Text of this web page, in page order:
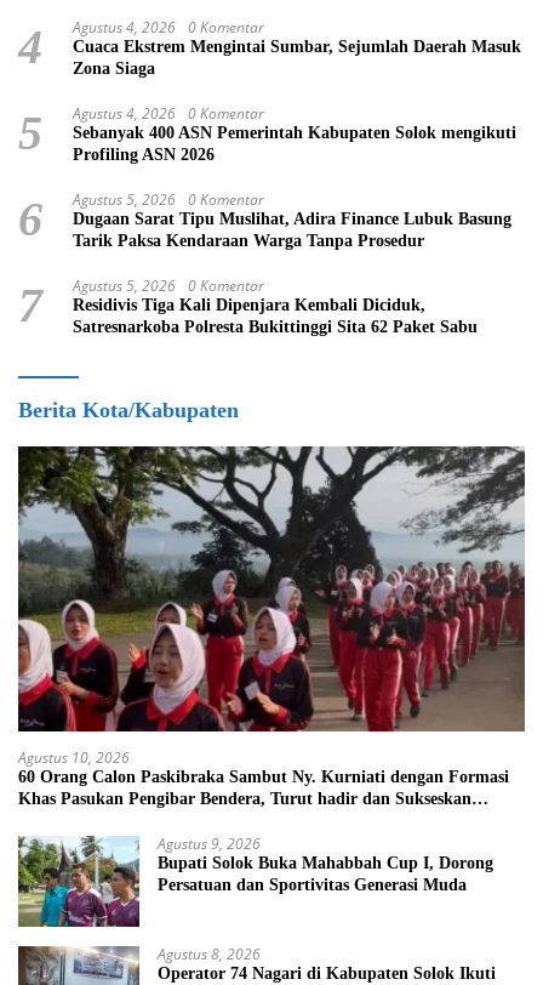
4 Agustus 4, 2026 0 Komentar
Cuaca Ekstrem Mengintai Sumbar, Sejumlah Daerah Masuk
Zona Siaga
5 Agustus 4, 2026 0 Komentar
Sebanyak 400 ASN Pemerintah Kabupaten Solok mengikuti
Profiling ASN 2026
6 Agustus 5, 2026 0 Komentar
Dugaan Sarat Tipu Muslihat, Adira Finance Lubuk Basung
Tarik Paksa Kendaraan Warga Tanpa Prosedur
7 Agustus 5, 2026 0 Komentar
Residivis Tiga Kali Dipenjara Kembali Diciduk,
Satresnarkoba Polresta Bukittinggi Sita 62 Paket Sabu
Berita Kota/Kabupaten
Agustus 10, 2026
60 Orang Calon Paskibraka Sambut Ny. Kurniati dengan Formasi
Khas Pasukan Pengibar Bendera, Turut hadir dan Sukseskan
Agustus 9, 2026
Bupati Solok Buka Mahabbah Cup I, Dorong
Persatuan dan Sportivitas Generasi Muda
Agustus 8, 2026
Operator 74 Nagari di Kabupaten Solok Ikuti